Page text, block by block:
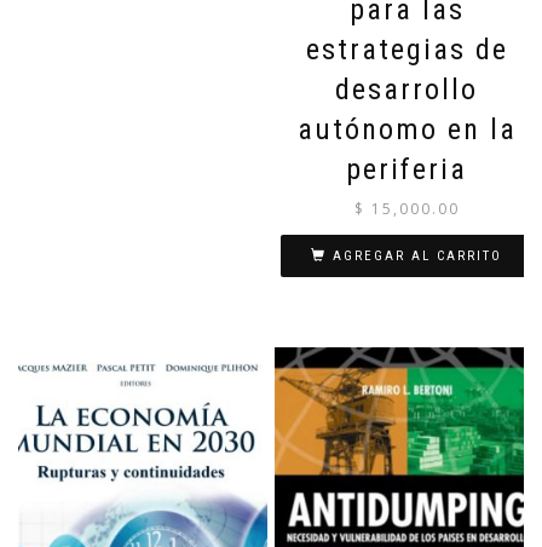
para las
estrategias de
desarrollo
autónomo en la
periferia
$ 15,000.00
AGREGAR AL CARRITO